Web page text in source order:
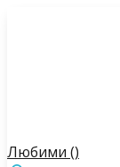
Любими ()